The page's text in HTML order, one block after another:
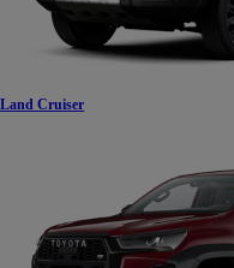
Land Cruiser